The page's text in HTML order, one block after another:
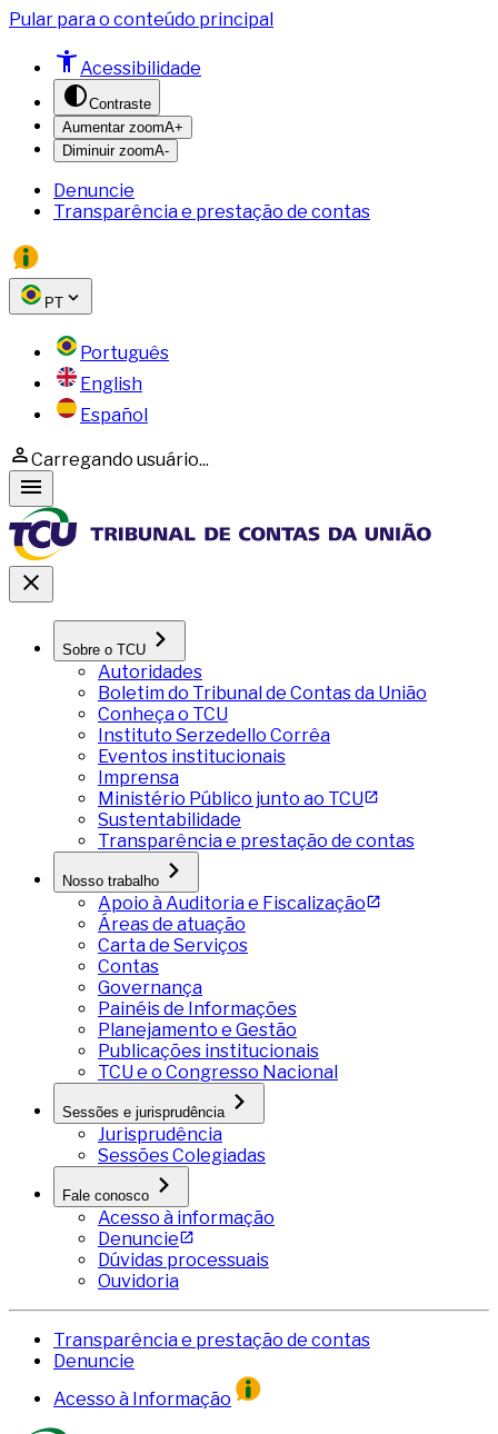
Pular para o conteúdo principal
Acessibilidade
Contraste
Aumentar zoomA+
Diminuir zoomA-
Denuncie
Transparência e prestação de contas
PT
Português
English
Español
Carregando usuário...
Sobre o TCU
Autoridades
Boletim do Tribunal de Contas da União
Conheça o TCU
Instituto Serzedello Corrêa
Eventos institucionais
Imprensa
Ministério Público junto ao TCU
Sustentabilidade
Transparência e prestação de contas
Nosso trabalho
Apoio à Auditoria e Fiscalização
Áreas de atuação
Carta de Serviços
Contas
Governança
Painéis de Informações
Planejamento e Gestão
Publicações institucionais
TCU e o Congresso Nacional
Sessões e jurisprudência
Jurisprudência
Sessões Colegiadas
Fale conosco
Acesso à informação
Denuncie
Dúvidas processuais
Ouvidoria
Transparência e prestação de contas
Denuncie
Acesso à Informação